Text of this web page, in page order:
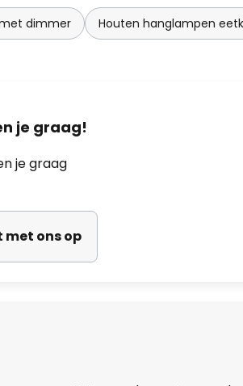
dimmer Houten hanglampen
je graag!
je graag
met ons op